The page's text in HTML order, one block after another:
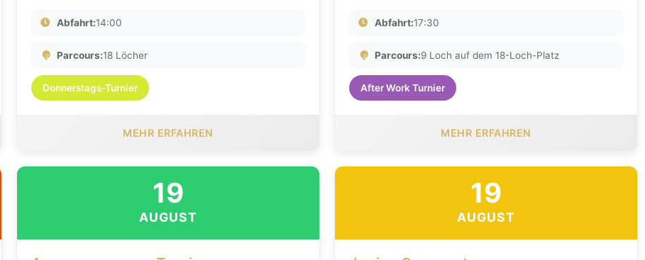
Abfahrt:14:00
Parcours:18 Löcher
Donnerstags-Turnier
MEHR ERFAHREN
Abfahrt:17:30
Parcours:9 Loch auf dem 18-Loch-Platz
After Work Turnier
MEHR ERFAHREN
19
AUGUST
19
AUGUST